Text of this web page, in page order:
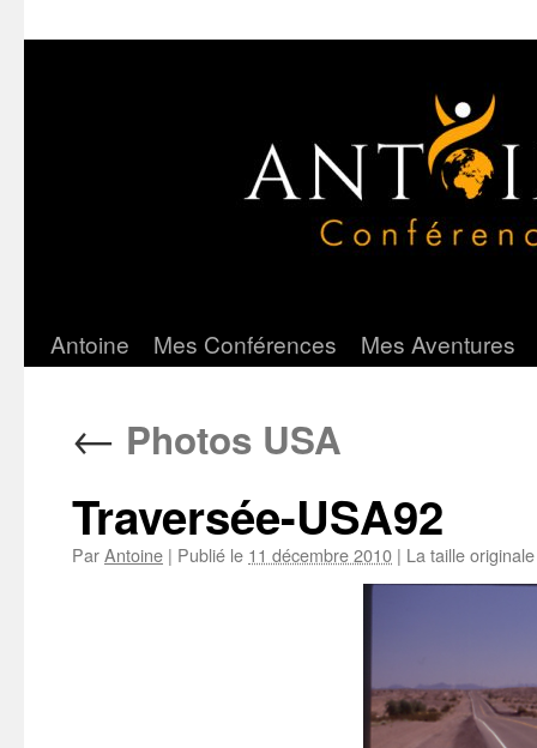
Aller
contenu
Antoine Mes Conférences Mes Aventures
← Photos USA
Traversée-USA92
ParAntoine | Publié le 11 décembre 2010 | La taille